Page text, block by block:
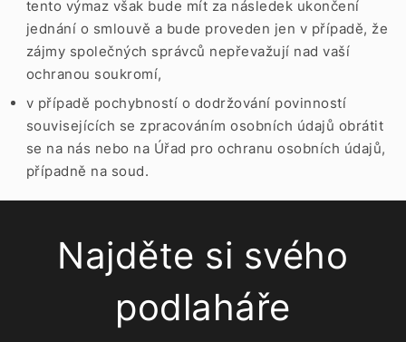
tento výmaz však bude mít za následek ukončení
jednání o smlouvě a bude proveden jen v případě, že
zájmy společných správců nepřevažují nad vaší
ochranou soukromí,
v případě pochybností o dodržování povinností
souvisejících se zpracováním osobních údajů obrátit
se na nás nebo na Úřad pro ochranu osobních údajů,
případně na soud.
Najděte si svého
podlaháře